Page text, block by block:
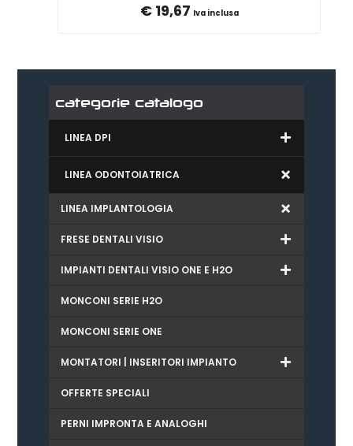
€19,67 Iva inclusa
categorie catalogo
LINEA DPI
LINEA ODONTOIATRICA
LINEA IMPLANTOLOGIA
FRESE DENTALI VISIO
IMPIANTI DENTALI VISIO ONE E H2O
MONCONI SERIE H2O
MONCONI SERIE ONE
MONTATORI | INSERITORI IMPIANTO
OFFERTE SPECIALI
PERNI IMPRONTA E ANALOGHI